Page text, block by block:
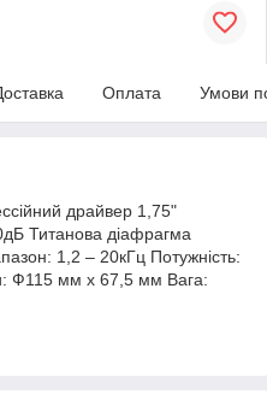
Оплата Умови
драйвер 1,75"
Титанова діафрагма
1,2 – 20кГц Потужність:
Ф115 мм x 67,5 мм Вага: